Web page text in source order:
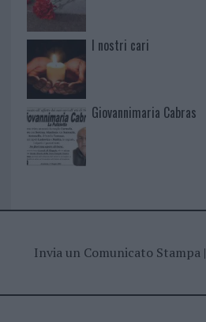
I nostri cari
Giovannimaria Cabras
Invia un Comunicato Stampa|